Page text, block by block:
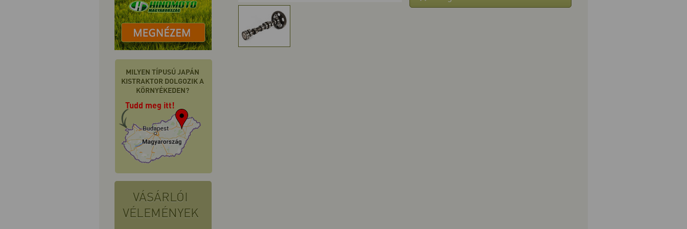
MILYEN TÍPUSÚ JAPÁN
KISTRAKTOR DOLGOZIK A
KÖRNYÉKEDEN?
Tudd meg itt!
VÁSÁRLÓI
VÉLEMÉNYEK